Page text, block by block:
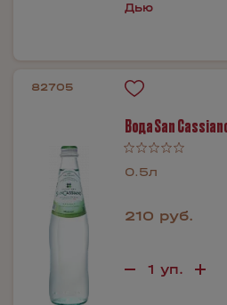
Дью
82705
Вода San
0.5л
210 руб.